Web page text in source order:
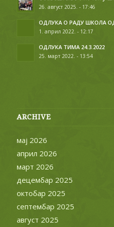
26. август 2025. - 17:46
ОДЛУКА О РАДУ ШКОЛА ОД
1. април 2022. - 12:17
ОДЛУКА ТИМА 24.3.2022
25. март 2022. - 13:54
ARCHIVE
мај 2026
април 2026
март 2026
децембар 2025
октобар 2025
септембар 2025
август 2025